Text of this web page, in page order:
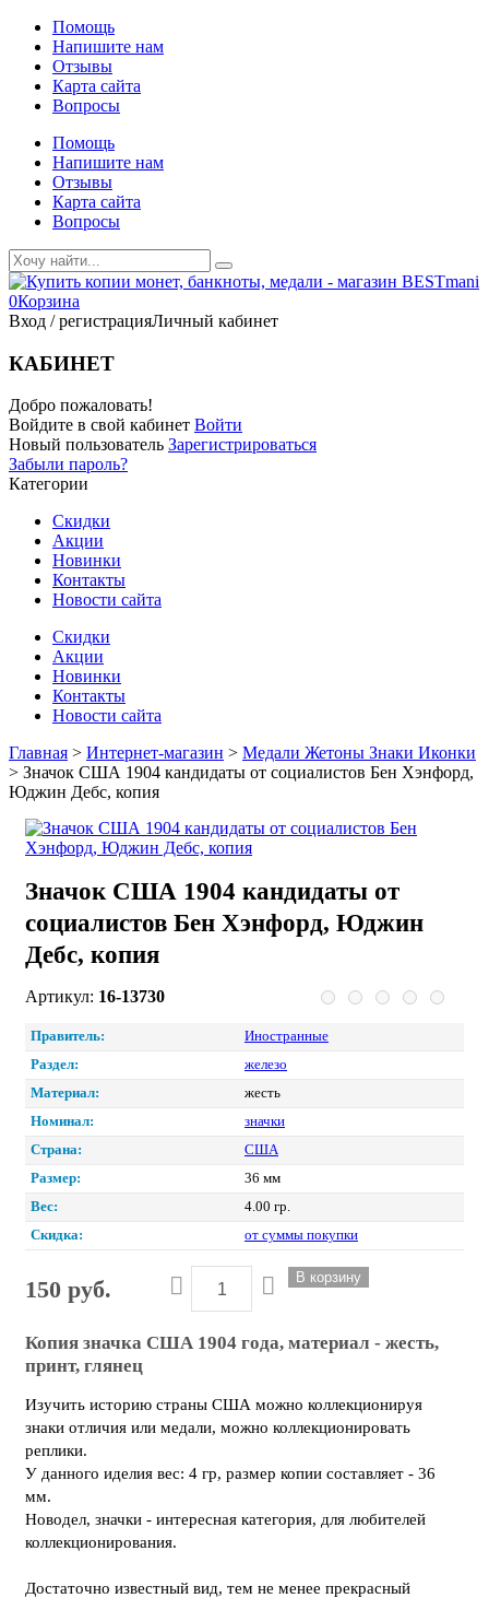
Помощь
Напишите нам
Отзывы
Карта сайта
Вопросы
Помощь
Напишите нам
Отзывы
Карта сайта
Вопросы
0Корзина
Вход / регистрацияЛичный кабинет
КАБИНЕТ
Добро пожаловать!
Войдите в свой кабинет Войти
Новый пользователь Зарегистрироваться
Забыли пароль?
Категории
Скидки
Акции
Новинки
Контакты
Новости сайта
Скидки
Акции
Новинки
Контакты
Новости сайта
Главная > Интернет-магазин > Медали Жетоны Знаки Иконки
> Значок США 1904 кандидаты от социалистов Бен Хэнфорд,
Юджин Дебс, копия
Значок США 1904 кандидаты от
социалистов Бен Хэнфорд, Юджин
Дебс, копия
Артикул: 16-13730
Правитель:
Иностранные
Раздел:
железо
Материал:
жесть
Номинал:
значки
Страна:
США
Размер:
36 мм
Вес:
4.00 гр.
Скидка:
от суммы покупки
150 руб.
Копия значка США 1904 года, материал - жесть,
принт, глянец
Изучить историю страны США можно коллекционируя
знаки отличия или медали, можно коллекционировать
реплики.
У данного иделия вес: 4 гр, размер копии составляет - 36
мм.
Новодел, значки - интересная категория, для любителей
коллекционирования.
Достаточно известный вид, тем не менее прекрасный